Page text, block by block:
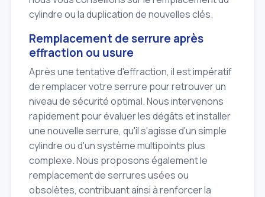
cylindre ou la duplication de nouvelles clés.
Remplacement de serrure après
effraction ou usure
Après une tentative d'effraction, il est impératif
de remplacer votre serrure pour retrouver un
niveau de sécurité optimal. Nous intervenons
rapidement pour évaluer les dégâts et installer
une nouvelle serrure, qu'il s'agisse d'un simple
cylindre ou d'un système multipoints plus
complexe. Nous proposons également le
remplacement de serrures usées ou
obsolètes, contribuant ainsi à renforcer la